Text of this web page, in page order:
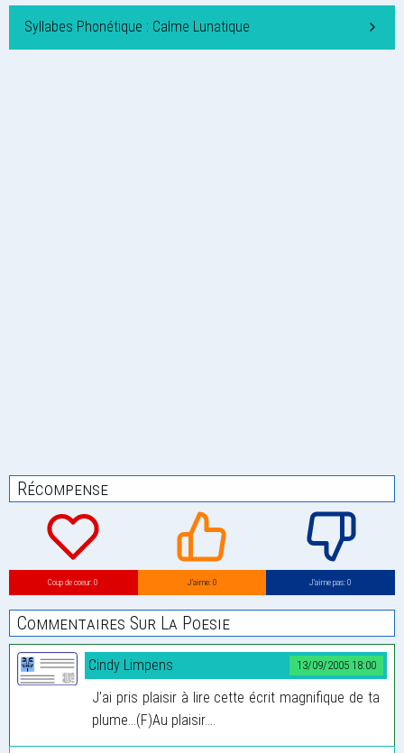
Syllabes Phonétique : Calme Lunatique
Récompense
Coup de coeur: 0 J’aime: 0 J’aime pas: 0
Commentaires Sur La Poesie
13/09/2005 18:00
Cindy Limpens
J’ai pris plaisir à lire cette écrit magnifique de ta
plume...(F)Au plaisir....